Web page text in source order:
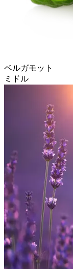
ベルガモット
ミドル